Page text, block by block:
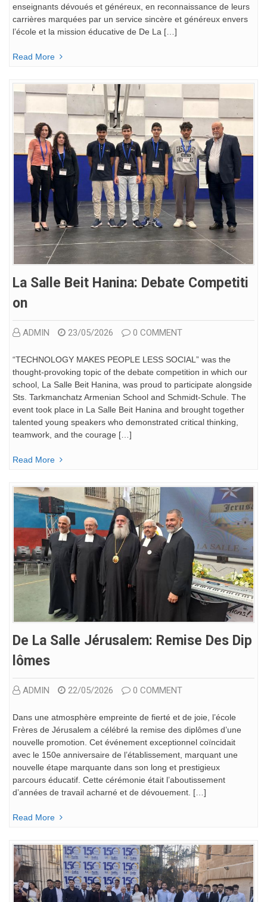
enseignants dévoués et généreux, en reconnaissance de leurs
carrières marquées par un service sincère et généreux envers
l’école et la mission éducative de De La […]
Read More
La Salle Beit Hanina: Debate Competiti
On
ADMIN 23/05/2026 0 COMMENT
“TECHNOLOGY MAKES PEOPLE LESS SOCIAL” was the
thought-provoking topic of the debate competition in which our
school, La Salle Beit Hanina, was proud to participate alongside
Sts. Tarkmanchatz Armenian School and Schmidt-Schule. The
event took place in La Salle Beit Hanina and brought together
talented young speakers who demonstrated critical thinking,
teamwork, and the courage […]
Read More
De La Salle Jérusalem: Remise Des Dip
Lômes
ADMIN 22/05/2026 0 COMMENT
Dans une atmosphère empreinte de fierté et de joie, l’école
Frères de Jérusalem a célébré la remise des diplômes d’une
nouvelle promotion. Cet événement exceptionnel coïncidait
avec le 150e anniversaire de l’établissement, marquant une
nouvelle étape marquante dans son long et prestigieux
parcours éducatif. Cette cérémonie était l’aboutissement
d’années de travail acharné et de dévouement. […]
Read More